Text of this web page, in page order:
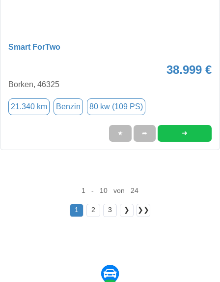
Smart ForTwo
38.999 €
Borken, 46325
21.340 km Benzin 80 kw (109 PS)
★ ➦ ➜
1 - 10 von 24
1 2 3 ❯ ❯❯